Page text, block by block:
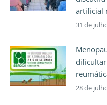
artificial
31 de
28 de